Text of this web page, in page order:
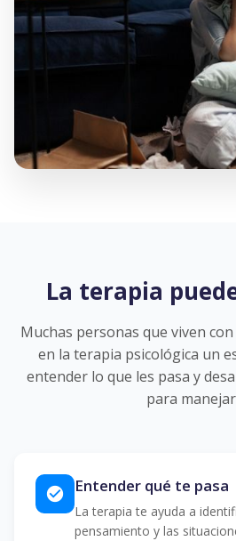
La terapia
Muchas personas que viven
en la terapia psicológica un
entender lo que les pasa y
para
check_circle Entender qué te pasa
La terapia te ayuda a
pensamiento y las